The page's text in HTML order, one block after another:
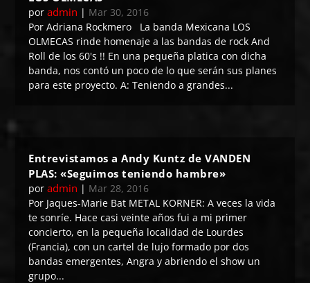
poradmin | Mar 30, 2016
Por Adriana Rockmero La banda Mexicana LOS
OLMECAS rinde homenaje a las bandas de rock And
Roll de los 60's !! En una pequeña platica con dicha
banda, nos contó un poco de lo que serán sus planes
para este proyecto. A: Teniendo a grandes...
Entrevistamos a Andy Kuntz de VANDEN
PLAS: «Seguimos teniendo hambre»
poradmin | Mar 28, 2016
Por Jaques-Marie Bat METAL KORNER: A veces la vida
te sonríe. Hace casi veinte años fui a mi primer
concierto, en la pequeña localidad de Lourdes
(Francia), con un cartel de lujo formado por dos
bandas emergentes, Angra y abriendo el show un
grupo...